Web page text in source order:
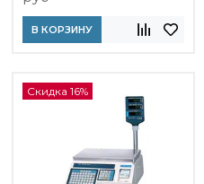
В КОРЗИНУ
Скидка 16%